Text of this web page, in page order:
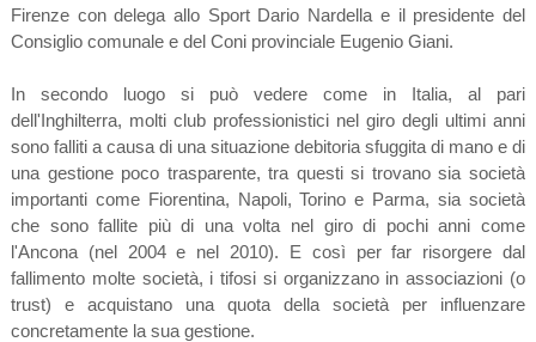
Firenze con delega allo Sport Dario Nardella e il presidente del
Consiglio comunale e del Coni provinciale Eugenio Giani.
In secondo luogo si può vedere come in Italia, al pari
dell'Inghilterra, molti club professionistici nel giro degli ultimi anni
sono falliti a causa di una situazione debitoria sfuggita di mano e di
una gestione poco trasparente, tra questi si trovano sia società
importanti come Fiorentina, Napoli, Torino e Parma, sia società
che sono fallite più di una volta nel giro di pochi anni come
l'Ancona (nel 2004 e nel 2010). E così per far risorgere dal
fallimento molte società, i tifosi si organizzano in associazioni (o
trust) e acquistano una quota della società per influenzare
concretamente la sua gestione.